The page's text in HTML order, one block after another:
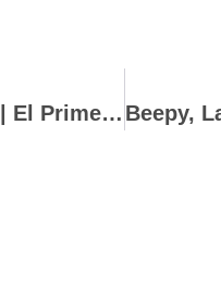
Beepy | El Primer Airbnb De Autos En México